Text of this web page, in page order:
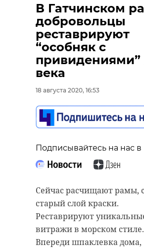
В Гатчинском
добровольцы
реставрируют
“особняк с
привидениями”
века
18 августа 2020, 16:53
Подписывайтесь на нас в
Сейчас расчищают рамы,
старый слой краски.
Реставрируют
витражи в морском стиле.
Впереди шпаклевка дома,